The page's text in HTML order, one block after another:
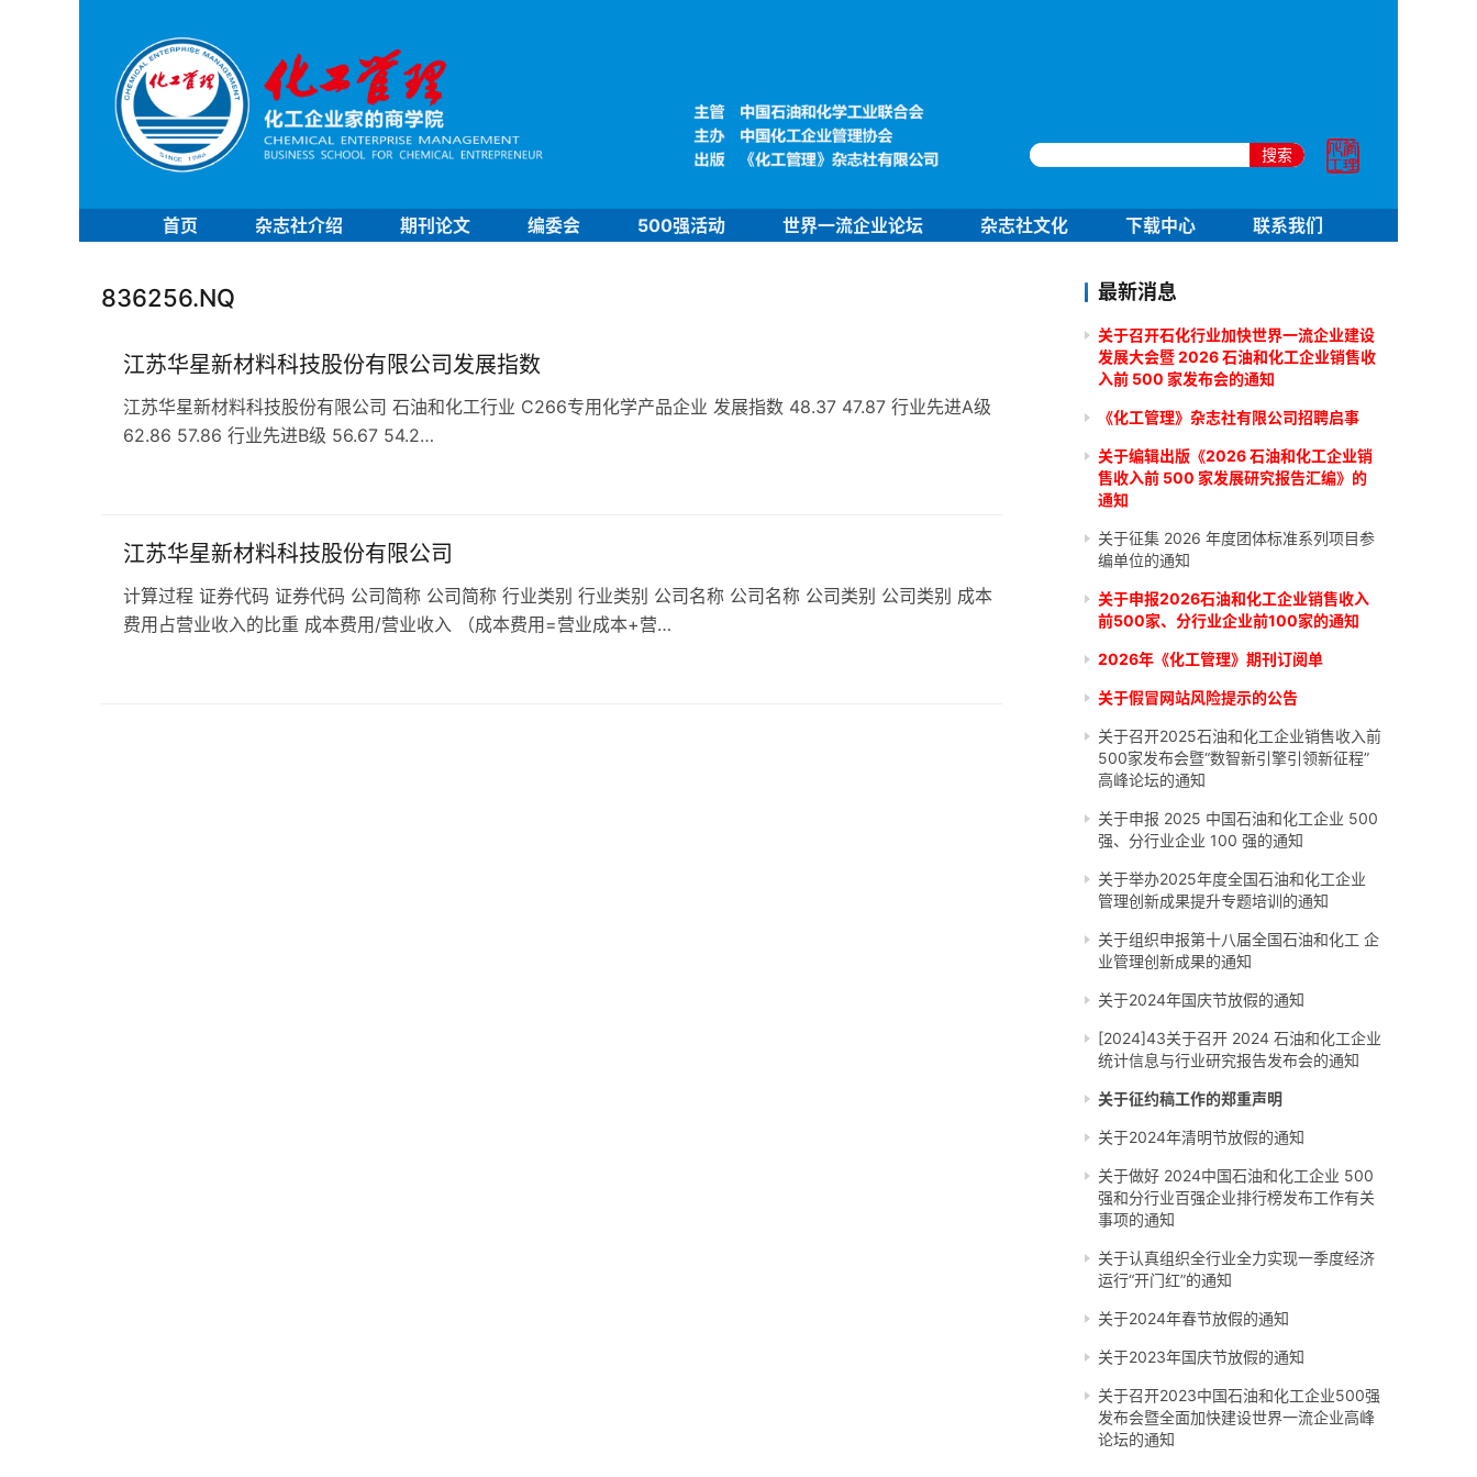
搜索
首页 杂志社介绍 期刊论文 编委会 500强活动 世界一流企业论坛 杂志社文化 下载中心 联系我们
836256.NQ
江苏华星新材料科技股份有限公司发展指数
江苏华星新材料科技股份有限公司 石油和化工行业 C266专用化学产品企业 发展指数 48.37 47.87 行业先进A级
62.86 57.86 行业先进B级 56.67 54.2…
江苏华星新材料科技股份有限公司
计算过程 证券代码 证券代码 公司简称 公司简称 行业类别 行业类别 公司名称 公司名称 公司类别 公司类别 成本
费用占营业收入的比重 成本费用/营业收入 （成本费用=营业成本+营…
最新消息
关于召开石化行业加快世界一流企业建设
发展大会暨 2026 石油和化工企业销售收
入前 500 家发布会的通知
《化工管理》杂志社有限公司招聘启事
关于编辑出版《2026 石油和化工企业销
售收入前 500 家发展研究报告汇编》的
通知
关于征集 2026 年度团体标准系列项目参
编单位的通知
关于申报2026石油和化工企业销售收入
前500家、分行业企业前100家的通知
2026年《化工管理》期刊订阅单
关于假冒网站风险提示的公告
关于召开2025石油和化工企业销售收入前
500家发布会暨“数智新引擎引领新征程”
高峰论坛的通知
关于申报 2025 中国石油和化工企业 500
强、分行业企业 100 强的通知
关于举办2025年度全国石油和化工企业
管理创新成果提升专题培训的通知
关于组织申报第十八届全国石油和化工 企
业管理创新成果的通知
关于2024年国庆节放假的通知
[2024]43关于召开 2024 石油和化工企业
统计信息与行业研究报告发布会的通知
关于征约稿工作的郑重声明
关于2024年清明节放假的通知
关于做好 2024中国石油和化工企业 500
强和分行业百强企业排行榜发布工作有关
事项的通知
关于认真组织全行业全力实现一季度经济
运行“开门红”的通知
关于2024年春节放假的通知
关于2023年国庆节放假的通知
关于召开2023中国石油和化工企业500强
发布会暨全面加快建设世界一流企业高峰
论坛的通知